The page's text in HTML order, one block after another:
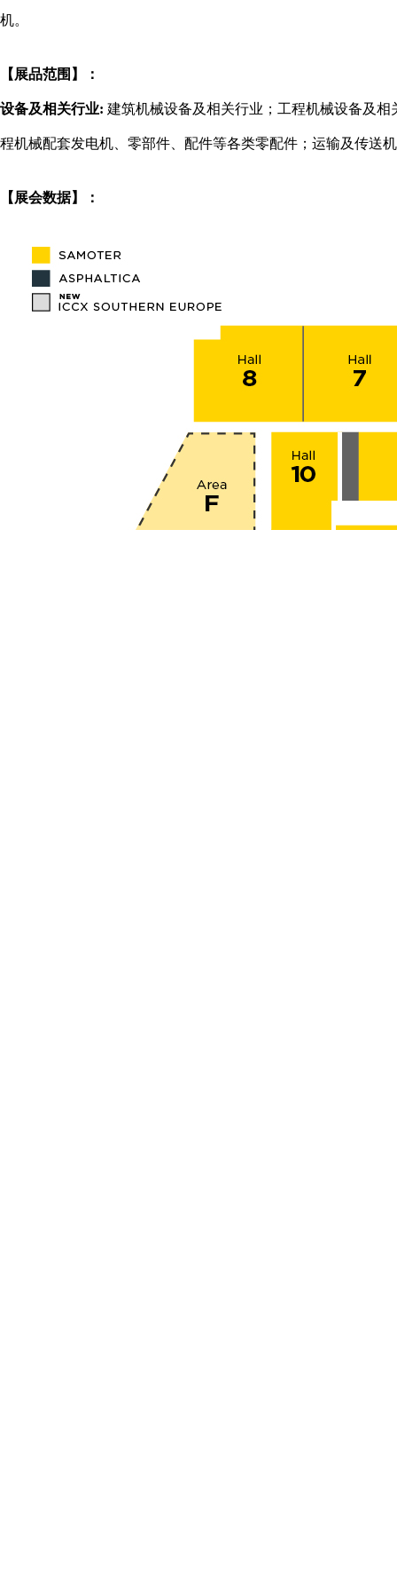
机。
【展品范围】：
设备及相关行业: 建筑机械设备及相关行业；工程机械设备及
程机械配套发电机、零部件、配件等各类零配件；运输及传送
【展会数据】：